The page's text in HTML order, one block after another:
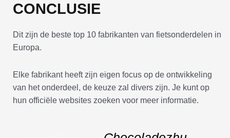
CONCLUSIE
Dit zijn de beste top 10 fabrikanten van fietsonderdelen in
Europa.
Elke fabrikant heeft zijn eigen focus op de ontwikkeling
van het onderdeel, de keuze zal divers zijn. Je kunt op
hun officiële websites zoeken voor meer informatie.